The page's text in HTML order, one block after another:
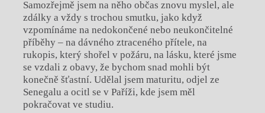
Samozřejmě jsem na něho občas znovu myslel, ale
zdálky a vždy s trochou smutku, jako když
vzpomínáme na nedokončené nebo neukončitelné
příběhy – na dávného ztraceného přítele, na
rukopis, který shořel v požáru, na lásku, které jsme
se vzdali z obavy, že bychom snad mohli být
konečně šťastní. Udělal jsem maturitu, odjel ze
Senegalu a ocitl se v Paříži, kde jsem měl
pokračovat ve studiu.